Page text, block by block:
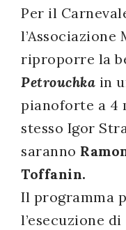
Per il
l’Associazione
riproporre la
Petrouchka in
pianoforte a 4
stesso Igor
saranno
Toffanin.
Il programma
l’esecuzione di